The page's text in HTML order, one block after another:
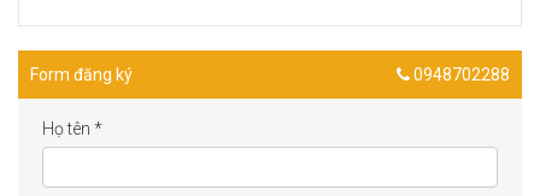
Form đăng ký 0948702288
Họ tên *